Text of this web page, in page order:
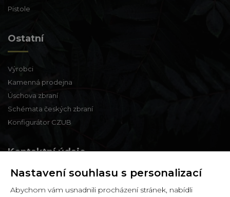
Pistole
Ostatní
Výrobci
Kamenná prodejna
Úschova zbraní
Schémata českých zbraní
Konfigurátor CZUB
Kontaktní údaje
Zbraně a střelivo Karviná
Nastavení souhlasu s personalizací
Abychom vám usnadnili procházení stránek, nabídli